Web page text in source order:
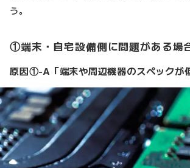
う。
①端末・自宅設備側に問題がある場
原因①-A「端末や周辺機器のスペックが